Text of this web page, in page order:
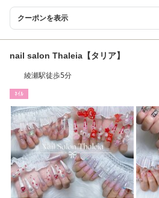
クーポンを表示
nail salon Thaleia【タリア】
綾瀬駅徒歩5分
ﾈｲﾙ